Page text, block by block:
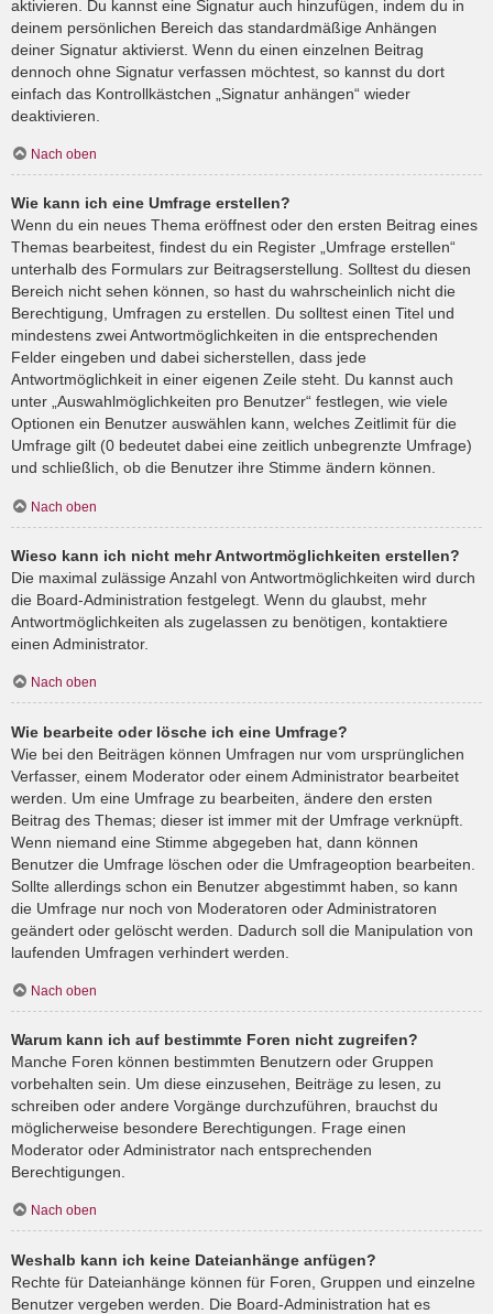
aktivieren. Du kannst eine Signatur auch hinzufügen, indem du in
deinem persönlichen Bereich das standardmäßige Anhängen
deiner Signatur aktivierst. Wenn du einen einzelnen Beitrag
dennoch ohne Signatur verfassen möchtest, so kannst du dort
einfach das Kontrollkästchen „Signatur anhängen“ wieder
deaktivieren.
Nach oben
Wie kann ich eine Umfrage erstellen?
Wenn du ein neues Thema eröffnest oder den ersten Beitrag eines
Themas bearbeitest, findest du ein Register „Umfrage erstellen“
unterhalb des Formulars zur Beitragserstellung. Solltest du diesen
Bereich nicht sehen können, so hast du wahrscheinlich nicht die
Berechtigung, Umfragen zu erstellen. Du solltest einen Titel und
mindestens zwei Antwortmöglichkeiten in die entsprechenden
Felder eingeben und dabei sicherstellen, dass jede
Antwortmöglichkeit in einer eigenen Zeile steht. Du kannst auch
unter „Auswahlmöglichkeiten pro Benutzer“ festlegen, wie viele
Optionen ein Benutzer auswählen kann, welches Zeitlimit für die
Umfrage gilt (0 bedeutet dabei eine zeitlich unbegrenzte Umfrage)
und schließlich, ob die Benutzer ihre Stimme ändern können.
Nach oben
Wieso kann ich nicht mehr Antwortmöglichkeiten erstellen?
Die maximal zulässige Anzahl von Antwortmöglichkeiten wird durch
die Board-Administration festgelegt. Wenn du glaubst, mehr
Antwortmöglichkeiten als zugelassen zu benötigen, kontaktiere
einen Administrator.
Nach oben
Wie bearbeite oder lösche ich eine Umfrage?
Wie bei den Beiträgen können Umfragen nur vom ursprünglichen
Verfasser, einem Moderator oder einem Administrator bearbeitet
werden. Um eine Umfrage zu bearbeiten, ändere den ersten
Beitrag des Themas; dieser ist immer mit der Umfrage verknüpft.
Wenn niemand eine Stimme abgegeben hat, dann können
Benutzer die Umfrage löschen oder die Umfrageoption bearbeiten.
Sollte allerdings schon ein Benutzer abgestimmt haben, so kann
die Umfrage nur noch von Moderatoren oder Administratoren
geändert oder gelöscht werden. Dadurch soll die Manipulation von
laufenden Umfragen verhindert werden.
Nach oben
Warum kann ich auf bestimmte Foren nicht zugreifen?
Manche Foren können bestimmten Benutzern oder Gruppen
vorbehalten sein. Um diese einzusehen, Beiträge zu lesen, zu
schreiben oder andere Vorgänge durchzuführen, brauchst du
möglicherweise besondere Berechtigungen. Frage einen
Moderator oder Administrator nach entsprechenden
Berechtigungen.
Nach oben
Weshalb kann ich keine Dateianhänge anfügen?
Rechte für Dateianhänge können für Foren, Gruppen und einzelne
Benutzer vergeben werden. Die Board-Administration hat es